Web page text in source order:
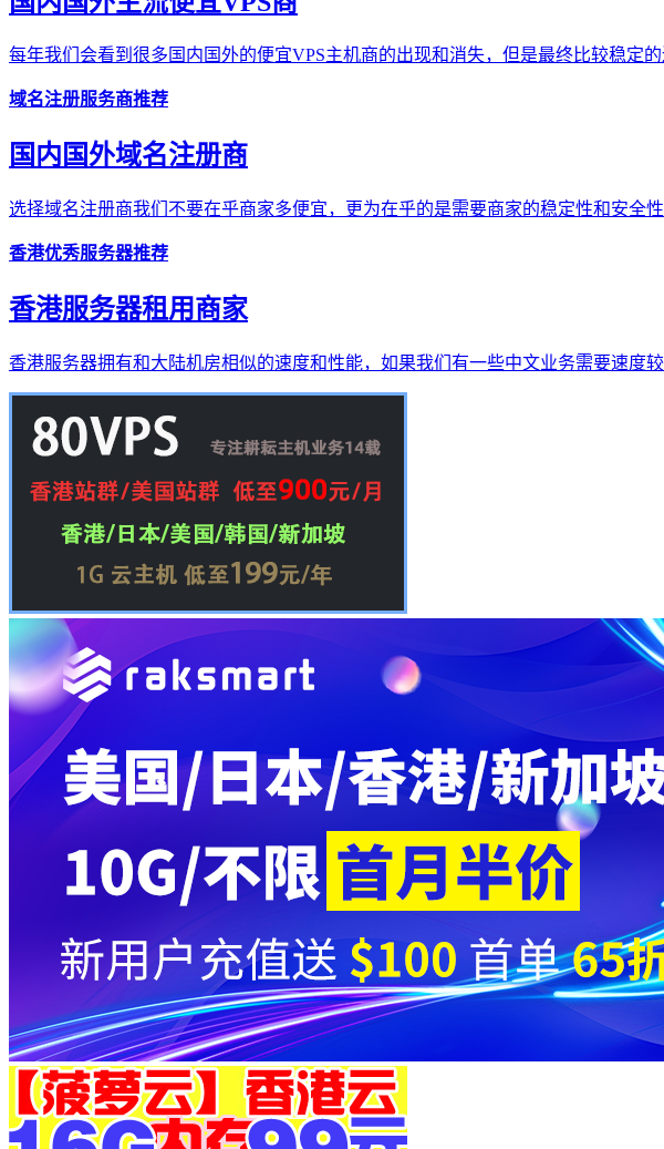
每年我们会看到很多国内国外的便宜VPS主机商的出现和消失，但是最终比较稳定
域名注册服务商推荐
国内国外域名注册商
选择域名注册商我们不要在乎商家多便宜，更为在乎的是需要商家的稳定性和安全
香港优秀服务器推荐
香港服务器租用商家
香港服务器拥有和大陆机房相似的速度和性能，如果我们有一些中文业务需要速度